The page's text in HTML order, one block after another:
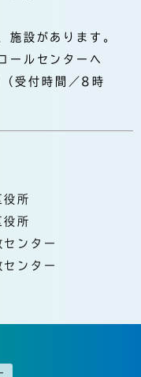
施設があります。
ールセンターへ
付時間／8時
役所
役所
センター
センター